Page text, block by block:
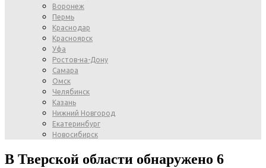
Воронеж
Пермь
Краснодар
Красноярск
Уфа
Ростов-на-Дону
Самара
Омск
Челябинск
Казань
Нижний Новгород
Екатеринбург
Новосибирск
В Тверской области обнаружено 6